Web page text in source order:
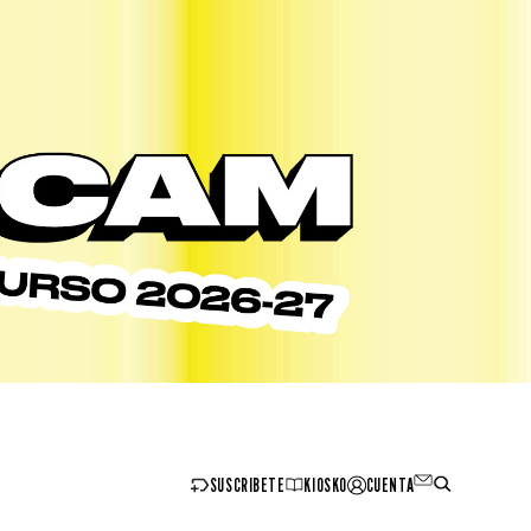
SUSCRIBETE KIOSKO CUENTA